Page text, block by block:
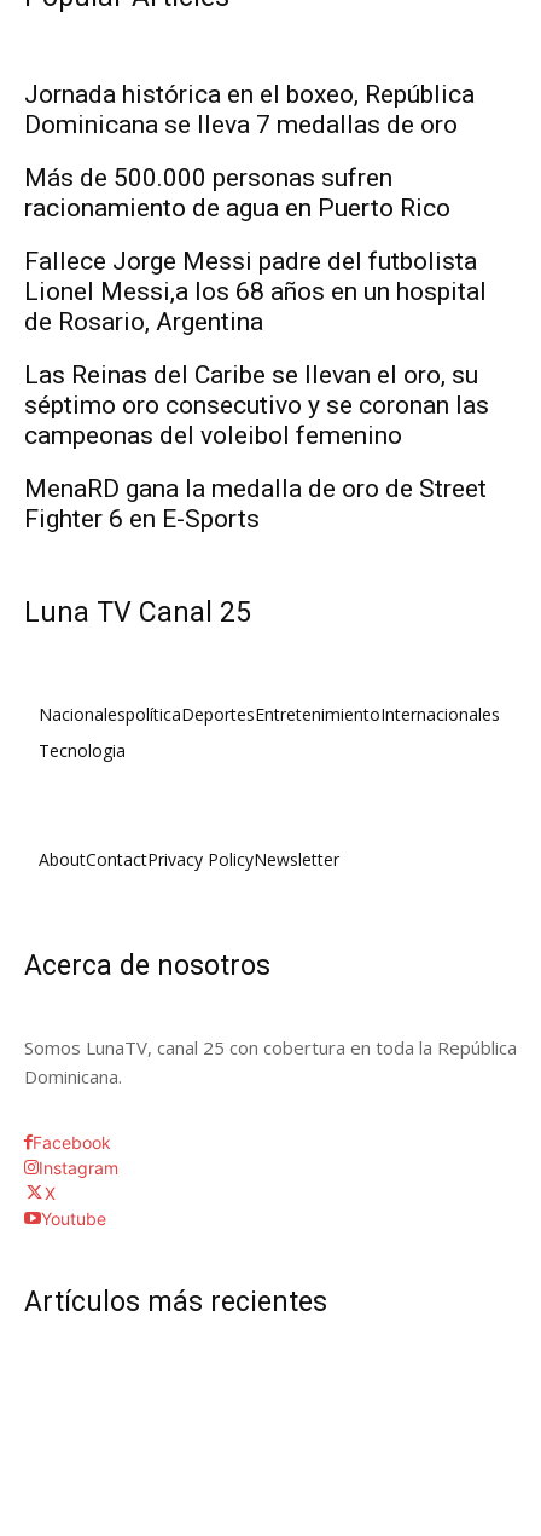
Jornada histórica en el boxeo, República
Dominicana se lleva 7 medallas de oro
Más de 500.000 personas sufren
racionamiento de agua en Puerto Rico
Fallece Jorge Messi padre del futbolista
Lionel Messi,a los 68 años en un hospital
de Rosario, Argentina
Las Reinas del Caribe se llevan el oro, su
séptimo oro consecutivo y se coronan las
campeonas del voleibol femenino
MenaRD gana la medalla de oro de Street
Fighter 6 en E-Sports
Luna TV Canal 25
NacionalespolíticaDeportesEntretenimientoInternacionales
Tecnologia
AboutContactPrivacy PolicyNewsletter
Acerca de nosotros
Somos LunaTV, canal 25 con cobertura en toda la República
Dominicana.
Facebook
Instagram
X
Youtube
Artículos más recientes